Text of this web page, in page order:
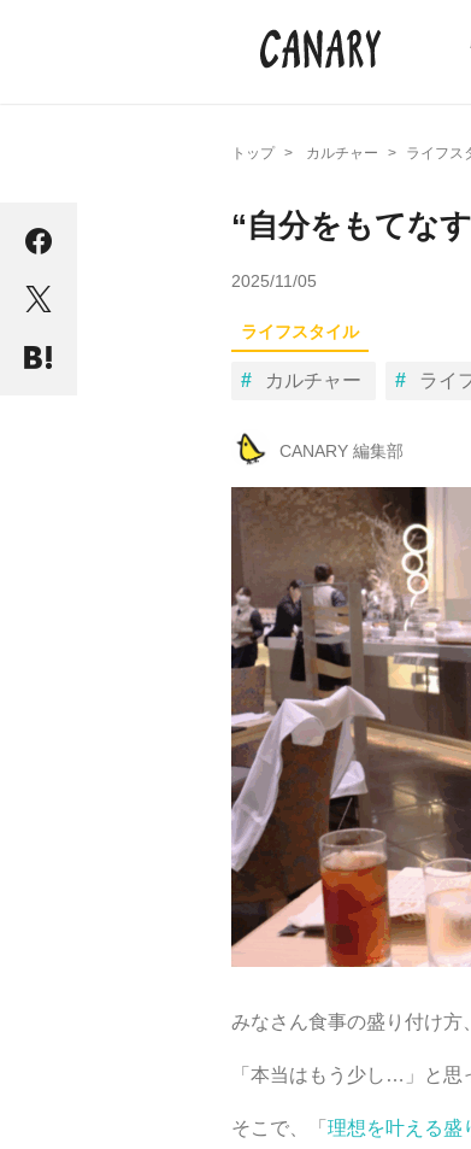
トップ カルチャー ライフス
“自分をもてな
2025/11/05
ライフスタイル
カルチャー ライ
CANARY 編集部
みなさん食事の盛り付け方
「本当はもう少し…」と
そこで、「 理想を叶える盛